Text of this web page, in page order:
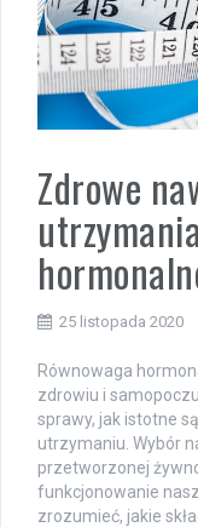
Zdrowe
25 listopada 2020
Równowaga
zdrowiu i
sprawy, jak istotne
utrzymaniu. Wybór
przetworzonej
funkcjonowanie
zrozumieć, jakie